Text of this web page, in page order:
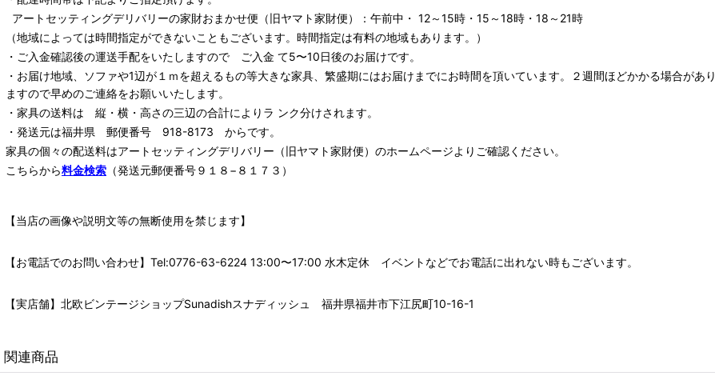
アートセッティングデリバリーの家財おまかせ便 （旧ヤマト家財便）：午前中・ 12～15時・15～18時・18～21時
（地域によっては時間指定ができないこともございます。時間指定は有料の地域もあります。）
・ご入金確認後の運送手配をいたしますので ご入金 て5〜10日後のお届けです。
・お届け地域、ソファや1辺が１ｍを超えるもの等大きな家具、繁盛期にはお届けまでにお時間を頂いています。２週間ほどかかる場合があり
ますので早めのご連絡をお願いいたします。
・家具の送料は 縦・横・高さの三辺の合計によりラ ンク分けされます。
・発送元は福井県 郵便番号 918-8173 からです。
家具の個々の配送料はアートセッティングデリバリー （旧ヤマト家財便） のホームページよりご確認ください。
こちらから料金検索 （発送元郵便番号９１８−８１７３）
【当店の画像や説明文等の無断使用を禁じます】
【お電話でのお問い合わせ】Tel:0776-63-6224 13:00〜17:00 水木定休 イベントなどでお電話に出れない時もございます。
【実店舗】北欧ビンテージショップSunadishスナディッシュ 福井県福井市下江尻町10-16-1
関連商品